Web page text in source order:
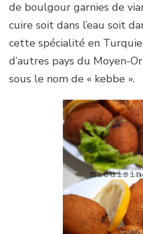
de boulgour garnies de
cuire soit dans l’eau soit
cette spécialité en
d’autres pays du Moyen-
sous le nom de « kebbe ».